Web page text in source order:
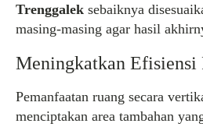
Trenggalek sebaiknya
masing-masing agar hasil
Meningkatkan Efisiensi
Pemanfaatan ruang secara
menciptakan area tambahan